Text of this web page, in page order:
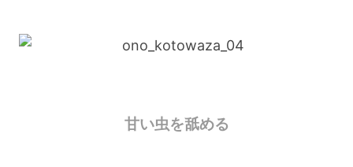
甘い虫を舐める